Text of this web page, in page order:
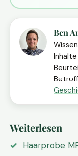
Ben
Weiterlesen
Haarprobe